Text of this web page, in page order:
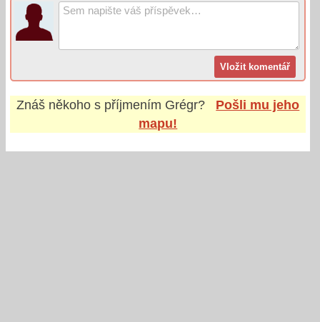
Znáš někoho s příjmením Grégr?
Pošli mu jeho
mapu!